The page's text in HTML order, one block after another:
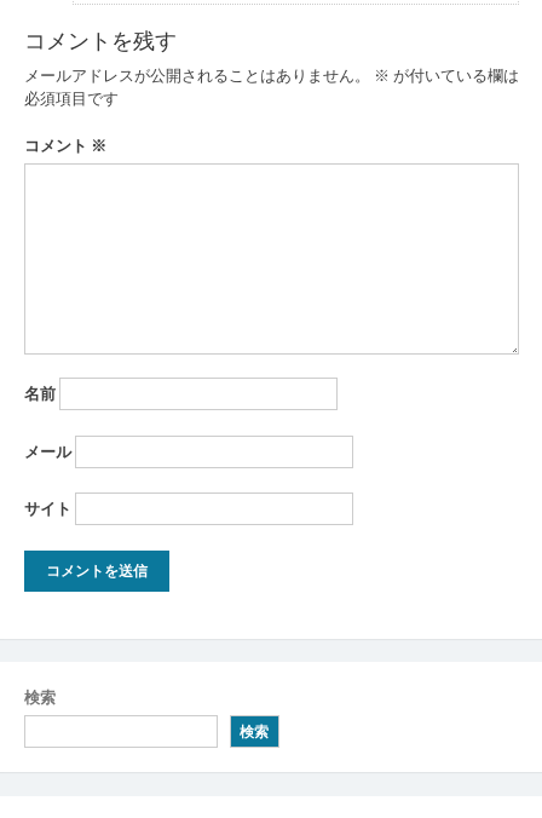
コメントを残す
メールアドレスが公開されることはありません。 ※ が付いている欄は
必須項目です
コメント ※
名前
メール
サイト
検索
検索